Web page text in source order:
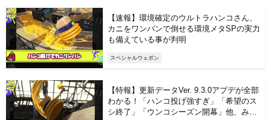
【速報】環境確定のウルトラハンコさん、
カニをワンパンで倒せる環境メタSPの実力
も備えている事が判明
スペシャルウェポン
【特報】更新データVer. 9.3.0アプデが全部
わかる！「ハンコ投げ強すぎ」「希望のス
シ終了」「ウンコシーズン開幕」他、みん